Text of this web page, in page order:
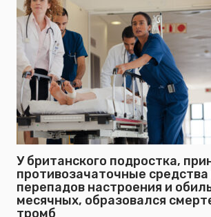
У британского подростка,
противозачаточные средства
перепадов настроения и
месячных, образовался
тромб